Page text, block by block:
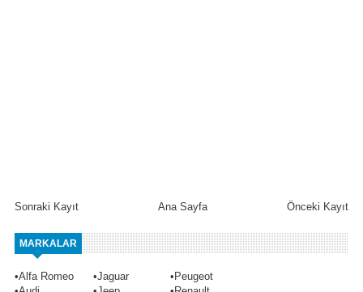
Sonraki Kayıt Önceki Kayıt
Ana Sayfa
MARKALAR
•Alfa Romeo •Jaguar • Peugeot